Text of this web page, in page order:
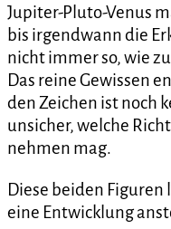
Jupiter-Pluto-Venus
bis irgendwann die
nicht immer so, wie
Das reine Gewissen
den Zeichen ist noch
unsicher, welche
nehmen mag.
Diese beiden
eine Entwicklung